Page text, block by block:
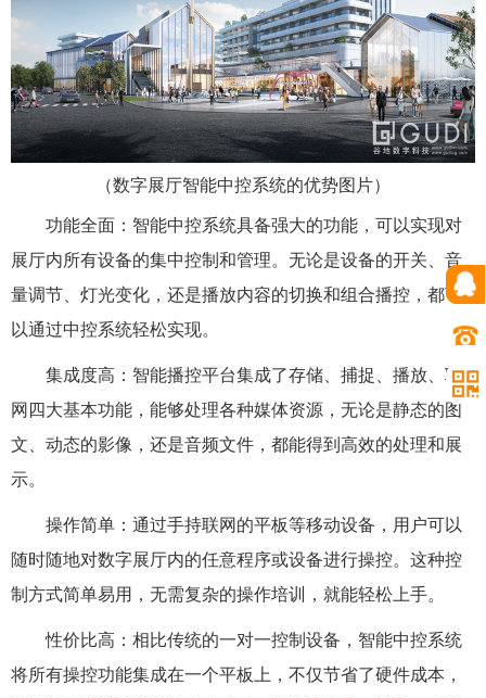
（数字展厅智能中控系统的优势图片）
功能全面：智能中控系统具备强大的功能，可以实现对
展厅内所有设备的集中控制和管理。无论是设备的开关、音
量调节、灯光变化，还是播放内容的切换和组合播控，都可
以通过中控系统轻松实现。
集成度高：智能播控平台集成了存储、捕捉、播放、联
网四大基本功能，能够处理各种媒体资源，无论是静态的图
文、动态的影像，还是音频文件，都能得到高效的处理和展
示。
操作简单：通过手持联网的平板等移动设备，用户可以
随时随地对数字展厅内的任意程序或设备进行操控。这种控
制方式简单易用，无需复杂的操作培训，就能轻松上手。
性价比高：相比传统的一对一控制设备，智能中控系统
将所有操控功能集成在一个平板上，不仅节省了硬件成本，